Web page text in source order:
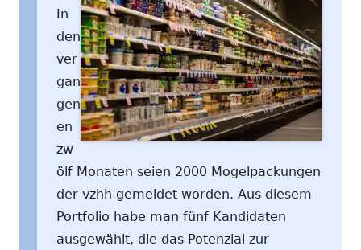
In
den
ver
gan
gen
en
zw
ölf Monaten seien 2000 Mogelpackungen
der vzhh gemeldet worden. Aus diesem
Portfolio habe man fünf Kandidaten
ausgewählt, die das Potenzial zur